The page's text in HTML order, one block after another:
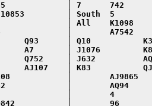
│ 7      742
│ South  5
│ All    K1098
│        A7542
Q93      │ Q10
A7       │ J1076
Q752     │ J632
AJ107    │ K83
│        AJ9865
│        AQ94
│        4
│        96